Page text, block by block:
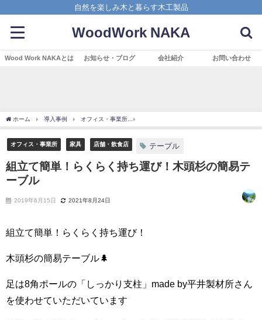
自然を楽しみ木と暮らす木工製品
WoodWork NAKA
Wood Work NAKAとは お知らせ・ブログ 会社紹介 お問い合わせ
ホーム 導入事例 オフィス・事業所
オフィス・事業所 家具 店舗・飲食店 テーブル
組立て簡単！らくらく持ち運び！木頭杉の簡易テ
ーブル
2019年6月15日 2021年8月24日
組立て簡単！らくらく持ち運び！
木頭杉の簡易テーブル🌲
足は8角ポールの「しっかり支柱」made by平井製材所さん
を使わせていただいています